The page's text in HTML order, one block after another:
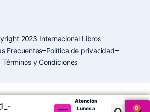
2023 Internacional Libros
Frecuentes Política de privacidad
Términos y Condiciones
Atención
Lunes a
0